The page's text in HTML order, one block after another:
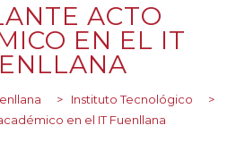
ACTO
EN EL IT
> Instituto Tecnológico
>
en el IT Fuenllana